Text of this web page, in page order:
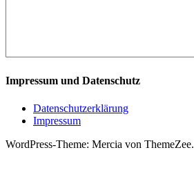
Impressum und Datenschutz
Datenschutzerklärung
Impressum
WordPress-Theme: Mercia von ThemeZee.